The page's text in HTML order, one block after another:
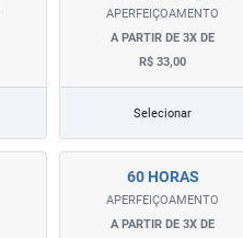
APERFEIÇOAMENTO
A PARTIR DE 3X DE
R$ 33,00
Selecionar
60 HORAS
APERFEIÇOAMENTO
A PARTIR DE 3X DE